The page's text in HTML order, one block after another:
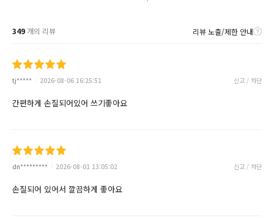
349개의 리뷰 리뷰 노출/제한 안내
tj***** 2026-08-06 16:25:51 신고 / 차단
간편하게 손질되어있어 쓰기좋아요
dn********* 2026-08-01 13:05:02 신고 / 차단
손질되어 있어서 깔끔하게 좋아요